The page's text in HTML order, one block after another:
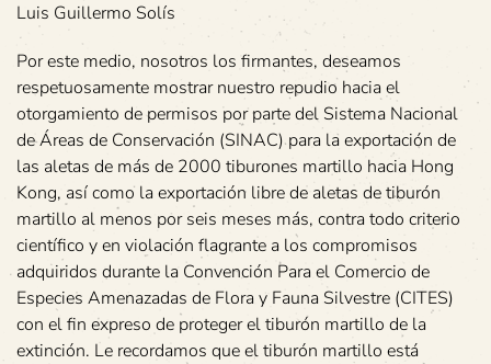
Luis Guillermo Solís
Por este medio, nosotros los firmantes, deseamos
respetuosamente mostrar nuestro repudio hacia el
otorgamiento de permisos por parte del Sistema Nacional
de Áreas de Conservación (SINAC) para la exportación de
las aletas de más de 2000 tiburones martillo hacia Hong
Kong, así como la exportación libre de aletas de tiburón
martillo al menos por seis meses más, contra todo criterio
científico y en violación flagrante a los compromisos
adquiridos durante la Convención Para el Comercio de
Especies Amenazadas de Flora y Fauna Silvestre (CITES)
con el fin expreso de proteger el tiburón martillo de la
extinción. Le recordamos que el tiburón martillo está